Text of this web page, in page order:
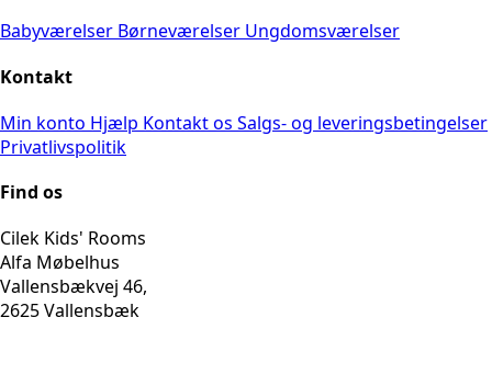
Babyværelser Børneværelser Ungdomsværelser
Kontakt
Min konto Hjælp Kontakt os Salgs- og leveringsbetingelser
Privatlivspolitik
Find os
Cilek Kids' Rooms
Alfa Møbelhus
Vallensbækvej 46,
2625 Vallensbæk